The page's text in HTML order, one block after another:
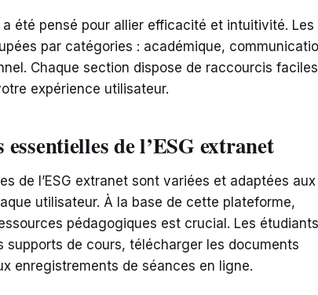
été pensé pour allier efficacité et intuitivité. Les
par catégories : académique,
Chaque section dispose de raccourcis faciles
expérience utilisateur.
de l’ESG extranet
de l’ESG extranet sont variées et adaptées aux
utilisateur. À la base de cette plateforme,
pédagogiques est crucial. Les étudiants
supports de cours, télécharger les documents
enregistrements de séances en ligne.